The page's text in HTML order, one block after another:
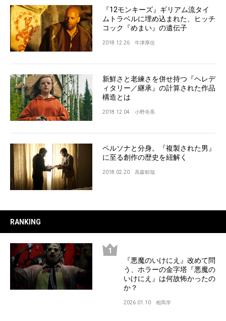
『12モンキーズ』ギリアム流タイ
ムトラベルに埋め込まれた、ヒッチ
コック『めまい』の遺伝子
2018.12.26 牛津厚信
新鮮さと老練さを併せ持つ『ヘレデ
ィタリー／継承』の計算された作品
構造とは
2018.12.04 小野寺系
ペルソナと分身。『複製された男』
に至る創作の歴史を紐解く
2018.02.20 高森郁哉
RANKING
『悪魔のいけにえ』改めて問
う、ホラーの金字塔『悪魔の
いけにえ』は何故怖かったの
か？
2026.01.10 相馬学